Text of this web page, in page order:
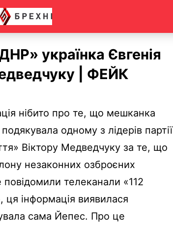
українка Євгенія
| ФЕЙК
нібито про те, що мешканка
одному з лідерів партії
Віктору Медведчуку за те, що
незаконних озброєних
телеканали «112
ця інформація виявилася
сама Йепес. Про це